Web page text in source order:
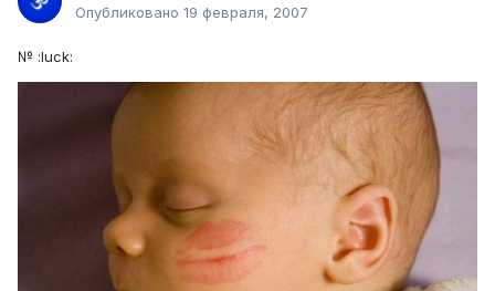
Опубликовано 19 февраля, 2007
№ :luck: